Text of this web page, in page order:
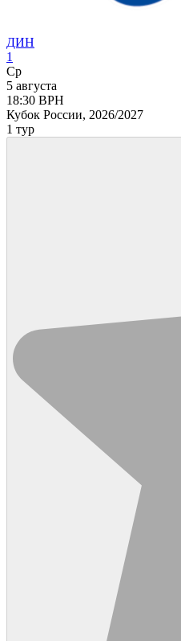
ДИН
1
Ср
5 августа
18:30 ВРН
Кубок России, 2026/2027
1 тур